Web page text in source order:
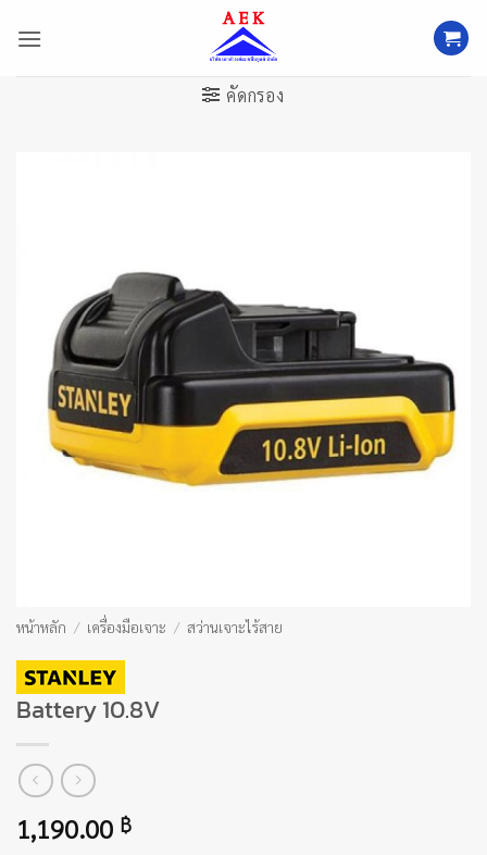
คัดกรอง
หน้าหลัก / เครื่องมือเจาะ / สว่านเจาะไร้สาย
Battery 10.8V
1,190.00 ฿